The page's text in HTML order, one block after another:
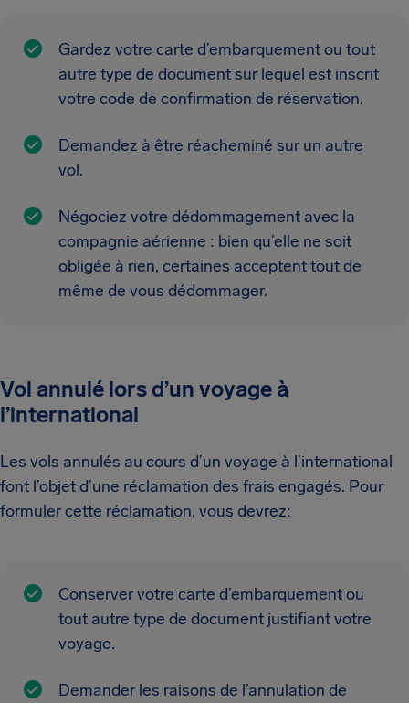
Gardez votre carte d’embarquement ou tout
autre type de document sur lequel est inscrit
votre code de confirmation de réservation.
Demandez à être réacheminé sur un autre
vol.
Négociez votre dédommagement avec la
compagnie aérienne : bien qu’elle ne soit
obligée à rien, certaines acceptent tout de
même de vous dédommager.
Vol annulé lors d’un voyage à
l’international
Les vols annulés au cours d’un voyage à l’international
font l’objet d’une réclamation des frais engagés. Pour
formuler cette réclamation, vous devrez:
Conserver votre carte d’embarquement ou
tout autre type de document justifiant votre
voyage.
Demander les raisons de l’annulation de